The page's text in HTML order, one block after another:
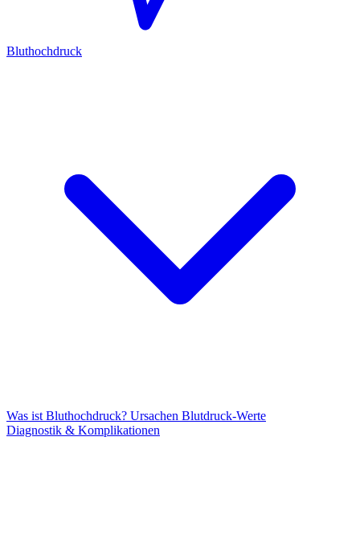
Bluthochdruck
Was ist Bluthochdruck? Ursachen Blutdruck-Werte
Diagnostik & Komplikationen